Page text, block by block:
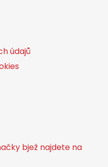
údajů
bjež najdete na